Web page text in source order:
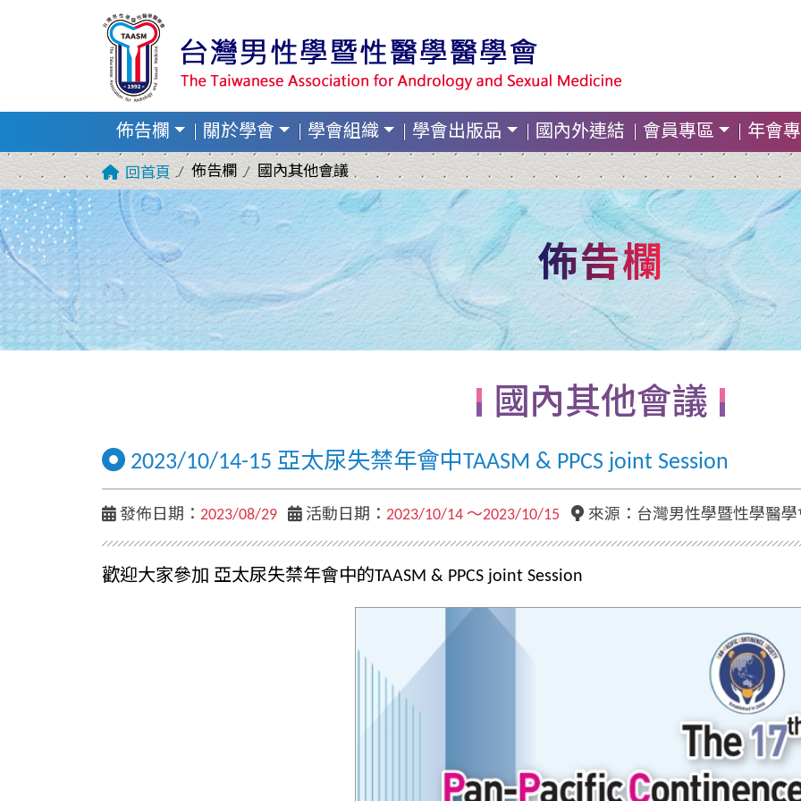
佈告欄 關於學會 學會組織 學會出版品 國內外連結 會員專區 年會
回首頁 佈告欄 國內其他會議
佈告欄
國內其他會議
2023/10/14-15 亞太尿失禁年會中TAASM & PPCS joint Session
發佈日期： 2023/08/29 活動日期： 2023/10/14 ～2023/10/15 來源：台灣男性學暨性學醫學
歡迎大家參加 亞太尿失禁年會中的TAASM & PPCS joint Session